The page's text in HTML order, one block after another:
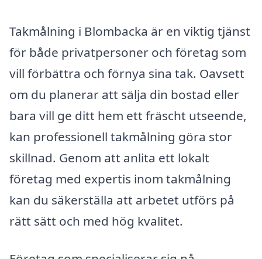
Takmålning i Blombacka är en viktig tjänst
för både privatpersoner och företag som
vill förbättra och förnya sina tak. Oavsett
om du planerar att sälja din bostad eller
bara vill ge ditt hem ett fräscht utseende,
kan professionell takmålning göra stor
skillnad. Genom att anlita ett lokalt
företag med expertis inom takmålning
kan du säkerställa att arbetet utförs på
rätt sätt och med hög kvalitet.